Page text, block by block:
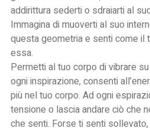
addirittura sederti o sdraiarti al
Immagina di muoverti al suo
questa geometria e senti come il
essa.
Permetti al tuo corpo di vibrare
ogni inspirazione, consenti
più nel tuo corpo. Ad ogni
tensione o lascia andare ciò che
che senti. Forse ti senti